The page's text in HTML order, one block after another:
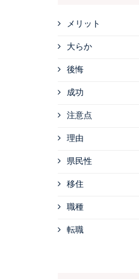
メリット
大らか
後悔
成功
注意点
理由
県民性
移住
職種
転職